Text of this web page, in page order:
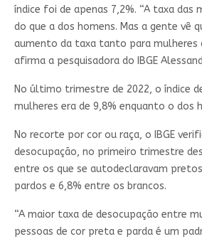
índice foi de apenas 7,2%. “A taxa das
do que a dos homens. Mas a gente vê
aumento da taxa tanto para mulheres
afirma a pesquisadora do IBGE
No último trimestre de 2022, o índice
mulheres era de 9,8% enquanto o dos
No recorte por cor ou raça, o IBGE
desocupação, no primeiro trimestre
entre os que se autodeclaravam
pardos e 6,8% entre os brancos.
“A maior taxa de desocupação entre
pessoas de cor preta e parda é um